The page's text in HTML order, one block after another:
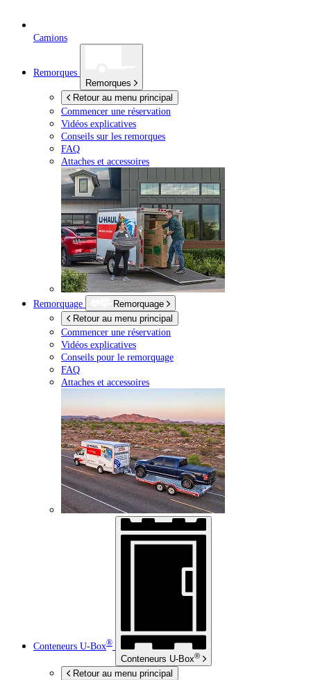
Camions
Remorques
Remorques
Retour au menu principal
Commencer une réservation
Vidéos explicatives
Conseils sur les remorques
FAQ
Attaches et accessoires
Remorquage
Remorquage
Retour au menu principal
Commencer une réservation
Vidéos explicatives
Conseils pour le remorquage
FAQ
Attaches et accessoires
Conteneurs U-Box®
Conteneurs U-Box®
Retour au menu principal